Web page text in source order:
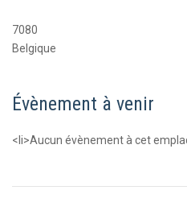
7080
Belgique
Évènement à venir
<li>Aucun évènement à cet